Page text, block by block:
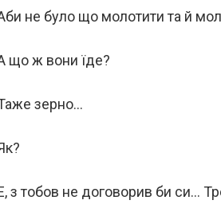
не було що молотити та й
що ж вони їде?
зерно…
з тобов не договорив би си…